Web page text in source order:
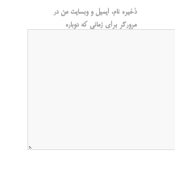
ذخیره نام، ایمیل و وبسایت من در
مرورگر برای زمانی که دوباره